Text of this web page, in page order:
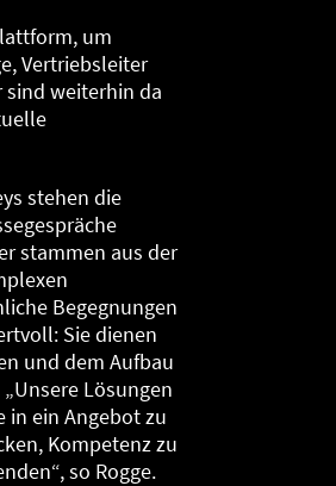
um
Vertriebsleiter
sind weiterhin da
stehen die
stammen aus der
Begegnungen
Sie dienen
und dem Aufbau
Lösungen
in ein Angebot zu
Kompetenz zu
so Rogge.